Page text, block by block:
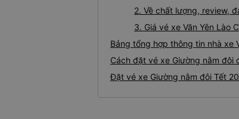
2. Về chất lượng, review,
3. Giá vé xe Văn Yên Lào
Bảng tổng hợp thông tin nhà xe
Cách đặt vé xe Giường nằm đôi
Đặt vé xe Giường nằm đôi Tết